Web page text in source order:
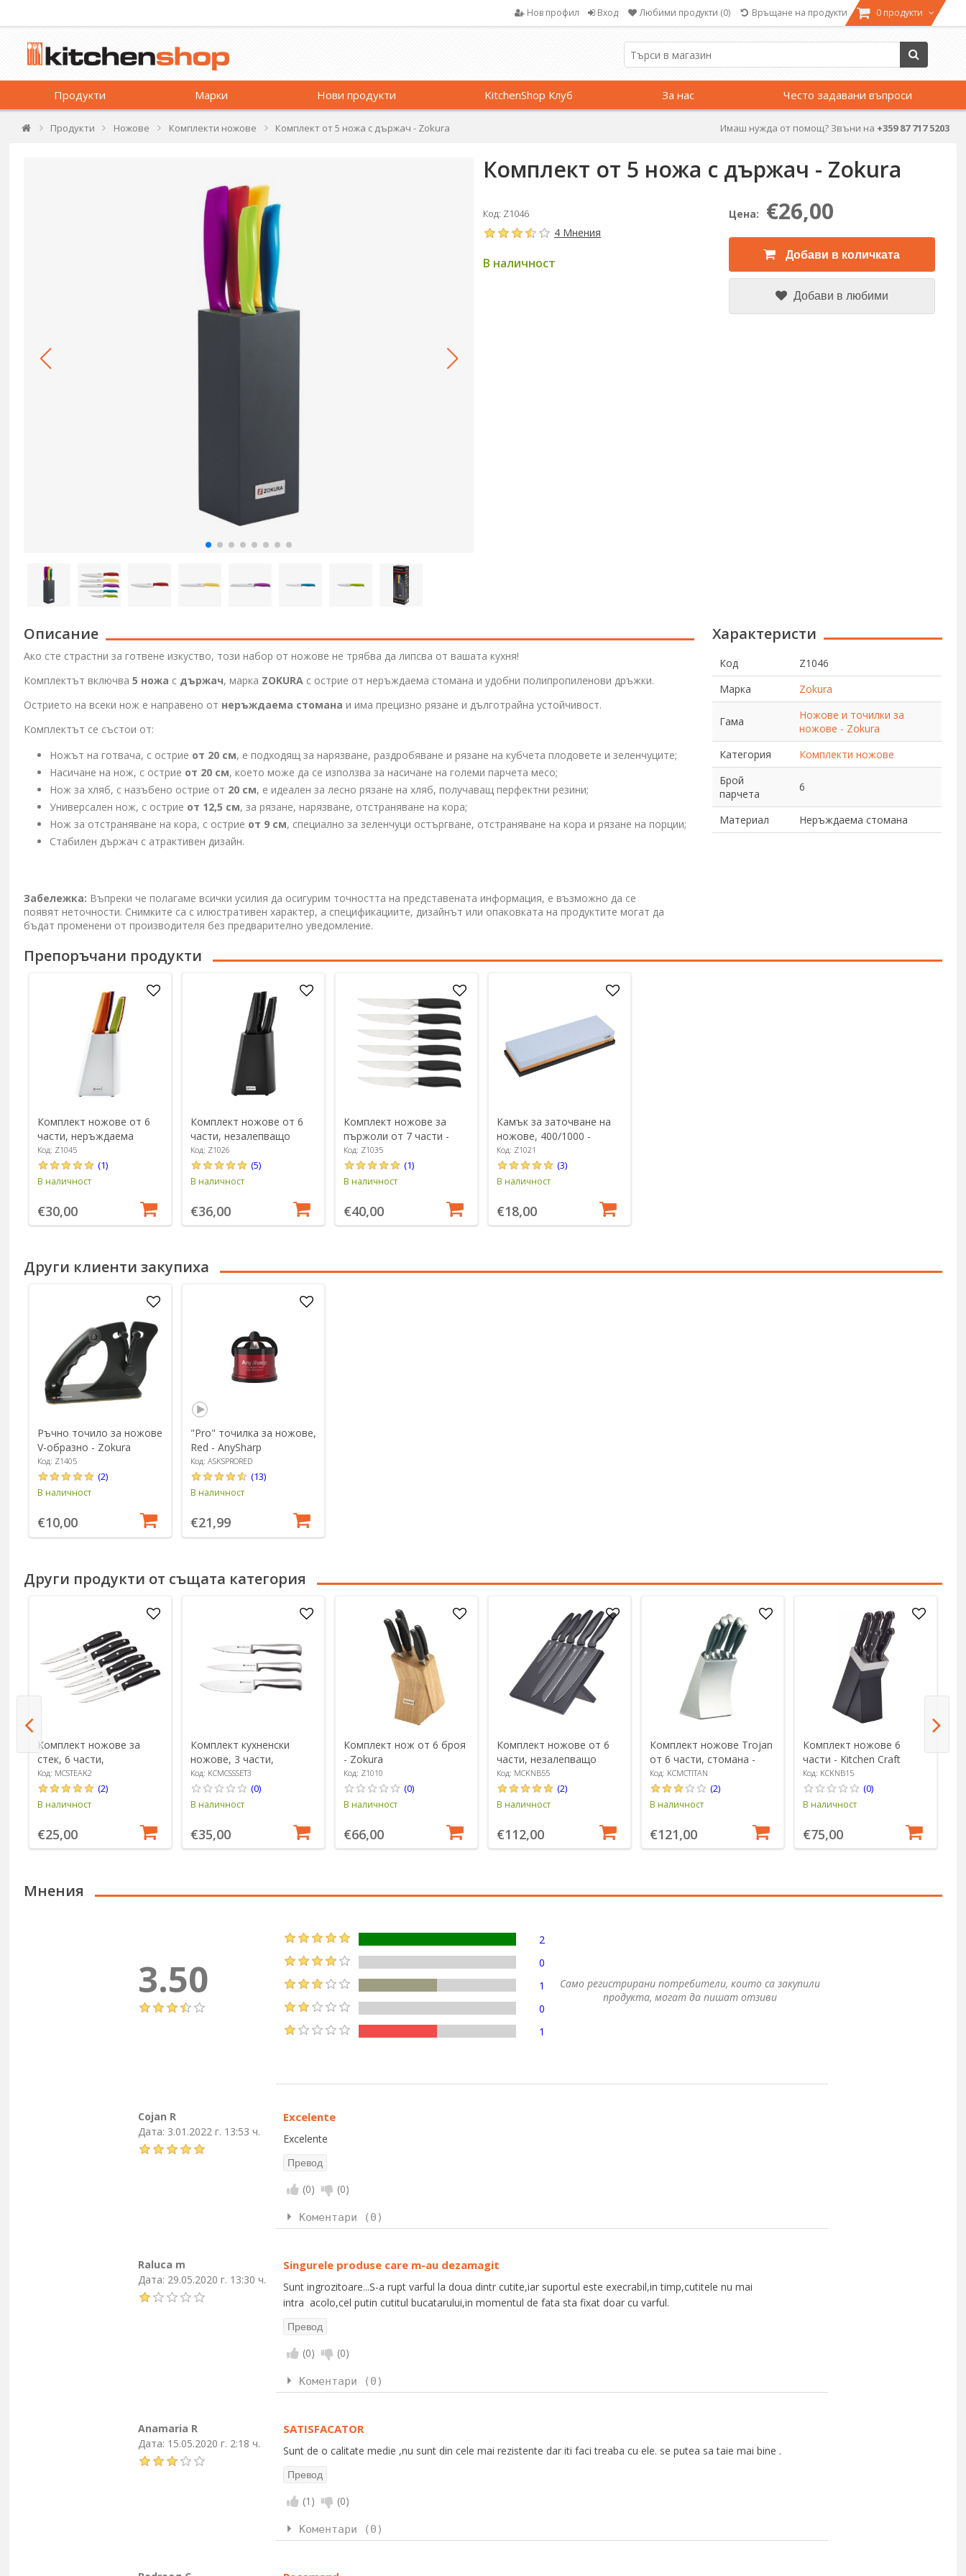
Нов профил Вход Любими продукти (0) Връщане на продукти 0 продукти
Продукти Марки Нови продукти KitchenShop Клуб За нас Често задавани въпроси
Продукти Ножове Комплекти ножове Комплект от 5 ножа с държач - Zokura Имаш нужда от помощ? Звъни на +359 87 717 5203
Комплект от 5 ножа с държач - Zokura
Код: Z1046
4 Мнения
В наличност
Цена: €26,00
Добави в количката
Добави в любими
Описание
Ако сте страстни за готвене изкуство, този набор от ножове не трябва да липсва от вашата кухня!
Комплектът включва5 ножа с държач, марка ZOKURA с острие от неръждаема стомана и удобни полипропиленови дръжки.
Острието на всеки нож е направено от неръждаема стоманаи има прецизно рязане и дълготрайна устойчивост.
Комплектът се състои от:
Ножът на готвача, с острие от 20 см, е подходящ за нарязване, раздробяване и рязане на кубчета плодовете и зеленчуците;
Насичане на нож, с острие от 20 см, което може да се използва за насичане на големи парчета месо;
Нож за хляб, с назъбено острие от 20 см, е идеален за лесно рязане на хляб, получаващ перфектни резини;
Универсален нож, с острие от 12,5 см, за рязане, нарязване, отстраняване на кора;
Нож за отстраняване на кора, с острие от 9 см, специално за зеленчуци остъргване, отстраняване на кора и рязане на порции;
Стабилен държач с атрактивен дизайн.
Характеристи
Код
Z1046
Марка
Zokura
Гама
Ножове и точилки за
ножове - Zokura
Категория
Комплекти ножове
Брой
парчета
6
Материал Неръждаема стомана
Забележка: Въпреки че полагаме всички усилия да осигурим точността на представената информация, е възможно да се
появят неточности. Снимките са с илюстративен характер, а спецификациите, дизайнът или опаковката на продуктите могат да
бъдат променени от производителя без предварително уведомление.
Препоръчани продукти
Комплект ножове от 6
части, неръждаема
стомана - Zokura
Код: Z1045
(1)
В наличност
€30,00
Комплект ножове от 6
части, незалепващо
покритие - Zokura
Код: Z1026
(5)
В наличност
€36,00
Комплект ножове за
пържоли от 7 части -
Zokura
Код: Z1035
(1)
В наличност
€40,00
Камък за заточване на
ножове, 400/1000 -
Zokura
Код: Z1021
(3)
В наличност
€18,00
Други клиенти закупиха
Ръчно точило за ножове
V-образно - Zokura
Код: Z1405
(2)
В наличност
€10,00
"Pro" точилка за ножове,
Red - AnySharp
Код: ASKSPRORED
(13)
В наличност
€21,99
Други продукти от същата категория
Комплект ножове за
стек, 6 части,
неръждаема стомана -
MasterClass
Код: MCSTEAK2
(2)
В наличност
€25,00
Комплект кухненски
ножове, 3 части,
стомана - MasterClass
Код: KCMCSSSET3
(0)
В наличност
€35,00
Комплект нож от 6 броя
- Zokura
Код: Z1010
(0)
В наличност
€66,00
Комплект ножове от 6
части, незалепващо
покритие - MasterClass
Код: MCKNB55
(2)
В наличност
€112,00
Комплект ножове Trojan
от 6 части, стомана -
MasterClass
Код: KCMCTITAN
(2)
В наличност
€121,00
Комплект ножове 6
части - Kitchen Craft
Код: KCKNB15
(0)
В наличност
€75,00
Мнения
3.50
2
0
1
0
1
Само регистрирани потребители, които са закупили
продукта, могат да пишат отзиви
Cojan R
Дата: 3.01.2022 г. 13:53 ч.
Excelente
Excelente
(0) (0)
Коментари (0)
Raluca m
Дата: 29.05.2020 г. 13:30 ч.
Singurele produse care m-au dezamagit
Sunt ingrozitoare...S-a rupt varful la doua dintr cutite,iar suportul este execrabil,in timp,cutitele nu mai
intra acolo,cel putin cutitul bucatarului,in momentul de fata sta fixat doar cu varful.
(0) (0)
Коментари (0)
Anamaria R
Дата: 15.05.2020 г. 2:18 ч.
SATISFACATOR
Sunt de o calitate medie ,nu sunt din cele mai rezistente dar iti faci treaba cu ele. se putea sa taie mai bine .
(1 ) (0)
Коментари (0)